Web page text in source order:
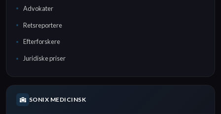
Advokater
Retsreportere
Efterforskere
Juridiske priser
SONIX MEDICINSK